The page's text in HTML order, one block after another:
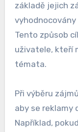
základě jejich
Tento způsob
uživatele, kteří
témata.
Při výběru
aby se reklamy
Například,